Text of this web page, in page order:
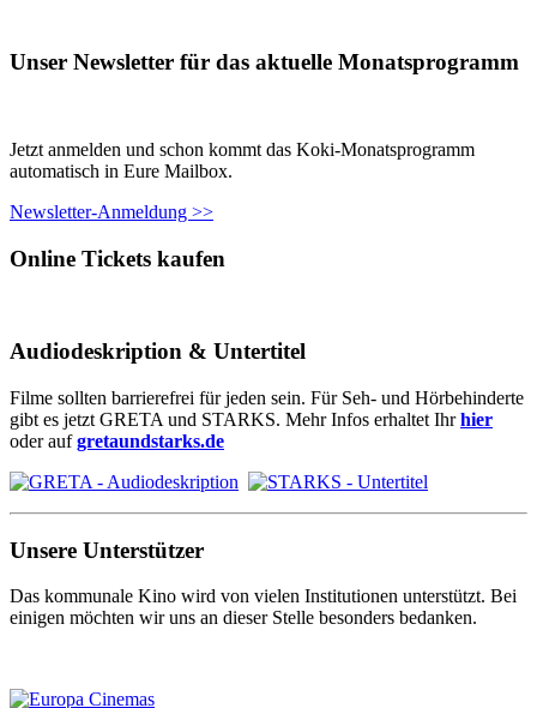
Unser Newsletter für das aktuelle Monatsprogramm
Jetzt anmelden und schon kommt das Koki-Monatsprogramm
automatisch in Eure Mailbox.
Newsletter-Anmeldung >>
Online Tickets kaufen
Audiodeskription & Untertitel
Filme sollten barrierefrei für jeden sein. Für Seh- und Hörbehinderte
gibt es jetzt GRETA und STARKS. Mehr Infos erhaltet Ihrhier
oder aufgretaundstarks.de
Unsere Unterstützer
Das kommunale Kino wird von vielen Institutionen unterstützt. Bei
einigen möchten wir uns an dieser Stelle besonders bedanken.